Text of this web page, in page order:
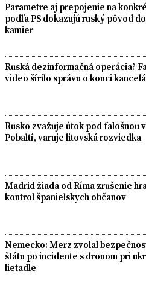
Parametre aj prepojenie na
podľa PS dokazujú ruský pôvod
kamier
Ruská dezinformačná operácia?
video šírilo správu o konci
Rusko zvažuje útok pod falošnou
Pobaltí, varuje litovská rozviedka
Madrid žiada od Ríma zrušenie
kontrol španielskych občanov
Nemecko: Merz zvolal
štátu po incidente s dronom pri
lietadle